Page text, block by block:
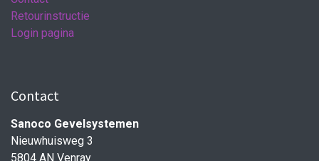
Retourinstructie
Login pagina
Contact
Sanoco Gevelsystemen
Nieuwhuisweg 3
5804 AN Venray